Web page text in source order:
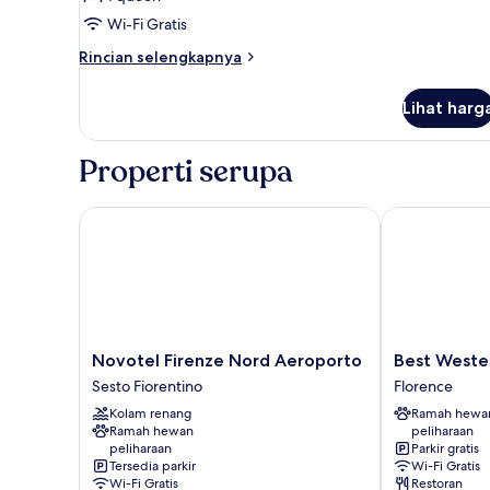
Asap
Rokok
Standard
Queen
Wi-Fi Gratis
Rincian selengkapnya
Rincian
Standard
Room
Lihat
Properti serupa
Novotel
Firenze
Nord
Aeroporto
Sesto
Fiorentino
Novotel Firenze Nord Aeroporto
Sesto Fiorentino
Kolam renang
Ramah hewan
peliharaan
Tersedia parkir
Wi-Fi Gratis
Novotel Firenze Nord Aeroporto
Best
Western
Plus
CHC
Florence
Florence
Best
Florence
Ramah
peliharaan
Parkir gratis
Wi-Fi Gratis
Restoran
Best Western